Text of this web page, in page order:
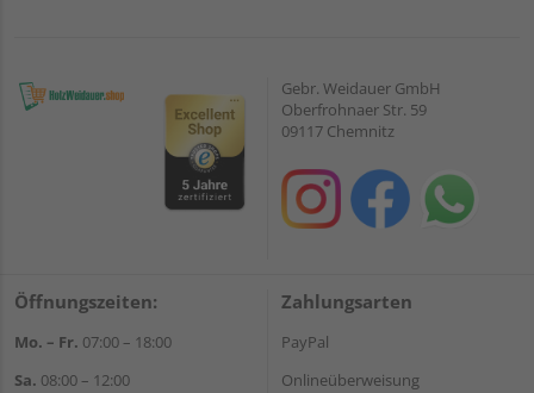
Gebr. Weidauer GmbH
Oberfrohnaer Str. 59
09117 Chemnitz
Öffnungszeiten:
Mo. – Fr. 07:00 – 18:00
Sa. 08:00 – 12:00
Zahlungsarten
PayPal
Onlineüberweisung